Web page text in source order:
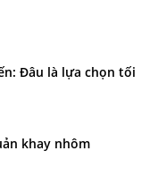
Đâu là lựa chọn tối
khay nhôm